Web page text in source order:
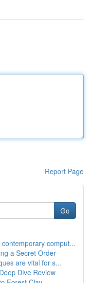
Report Page
Go
comput...
a Secret Order
are vital for s...
Dive Review